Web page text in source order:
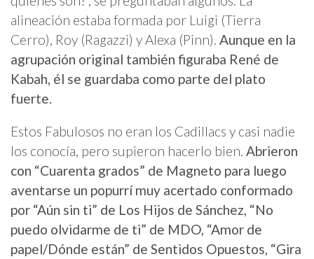
alineación estaba formada por Luigi (Tierra
Cerro), Roy (Ragazzi) y Alexa (Pinn). Aunque en la
agrupación original también figuraba René de
Kabah, él se guardaba como parte del plato
fuerte.
Estos Fabulosos no eran los Cadillacs y casi nadie
los conocía, pero supieron hacerlo bien. Abrieron
con “Cuarenta grados” de Magneto para luego
aventarse un popurrí muy acertado conformado
por “Aún sin ti” de Los Hijos de Sánchez, “No
puedo olvidarme de ti” de MDO, “Amor de
papel/Dónde están” de Sentidos Opuestos, “Gira